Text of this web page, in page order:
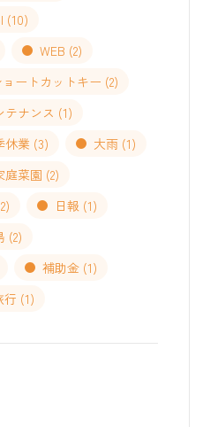
(10)
WEB (2)
ョートカットキー (2)
テナンス (1)
休業 (3) 大雨 (1)
庭菜園 (2)
日報 (1)
(2)
補助金 (1)
行 (1)